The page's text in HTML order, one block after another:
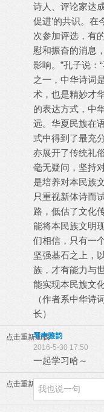
诗人、评论家达
促进’的共识。在
次参加评选，有
慰和振奋的消息
影响。”孔子说：
之一，中华诗词
术，也是精妙才
的表达方式，中
远。华夏民族在
式中得到了最充
亦展开了传统礼
毫无疑问，坚持
是培养对本民族
只重视新体诗而
路，低估了文化
能将本民族文明
们相信，只有一
坚强基石之上，
族，才有能力与
能实现本民族文
（作者系中华诗
长）
点击重新加载
琴声雅韵
2016-5-30 17:50
一起学习哈～
点击重新加载